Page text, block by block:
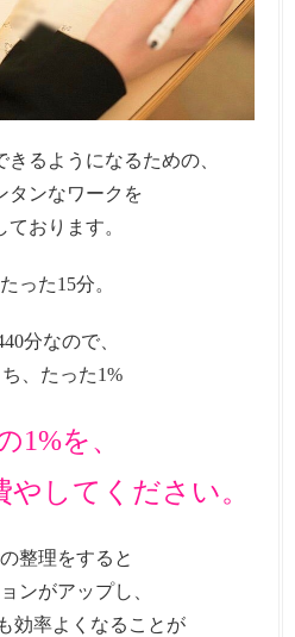
るようになるための、
タンなワークを
ております。
った15分。
分なので、
、たった1%
1%を、
してください。
整理をすると
ンがアップし、
効率よくなることが